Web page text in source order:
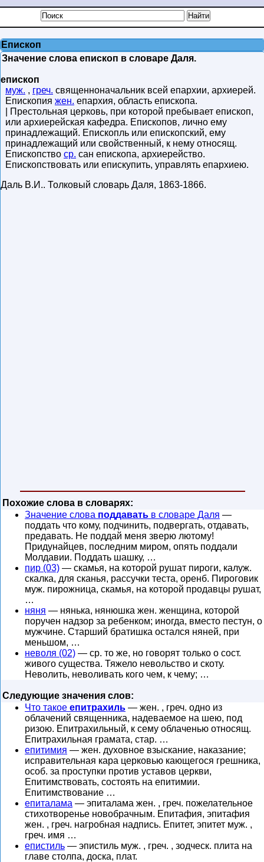
Епископ
Значение слова епископ в словаре Даля.
епископ
муж. , греч. священноначальник всей епархии, архиерей.
Епископия жен. епархия, область епископа.
| Престольная церковь, при которой пребывает епископ,
или архиерейская кафедра. Епископов, лично ему
принадлежащий. Епископль или епископский, ему
принадлежащий или свойственный, к нему относящ.
Епископство ср. сан епископа, архиерейство.
Епископствовать или епискупить, управлять епархиею.
Даль В.И.. Толковый словарь Даля, 1863-1866.
Похожие слова в словарях:
Значение слова поддавать в словаре Даля —
поддать что кому, подчинить, подвергать, отдавать,
предавать. Не поддай меня зверю лютому!
Придунайцев, последним миром, опять поддали
Молдавии. Поддать шашку, …
пир (03) — скамья, на которой рушат пироги, калуж.
скалка, для сканья, рассучки теста, оренб. Пироговик
муж. пирожница, скамья, на которой продавцы рушат,
…
няня — нянька, нянюшка жен. женщина, которой
поручен надзор за ребенком; иногда, вместо пестун, о
мужчине. Старший братишка остался няней, при
меньшом, …
неволя (02) — ср. то же, но говорят только о сост.
живого существа. Тяжело невольство и скоту.
Неволить, неволивать кого чем, к чему; …
Следующие значения слов:
Что такое епитрахиль — жен. , греч. одно из
облачений священника, надеваемое на шею, под
ризою. Епитрахильный, к сему облаченью относящ.
Епитрахильная грамата, стар. …
епитимия — жен. духовное взыскание, наказание;
исправительная кара церковью кающегося грешника,
особ. за проступки против уставов церкви,
Епитимствовать, состоять на епитимии.
Епитимствование …
епиталама — эпиталама жен. , греч. пожелательное
стихотворенье новобрачным. Епитафия, эпитафия
жен. , греч. нагробная надпись. Епитет, эпитет муж. ,
греч. имя …
епистиль — эпистиль муж. , греч. , зодческ. плита на
главе столпа, доска, плат.